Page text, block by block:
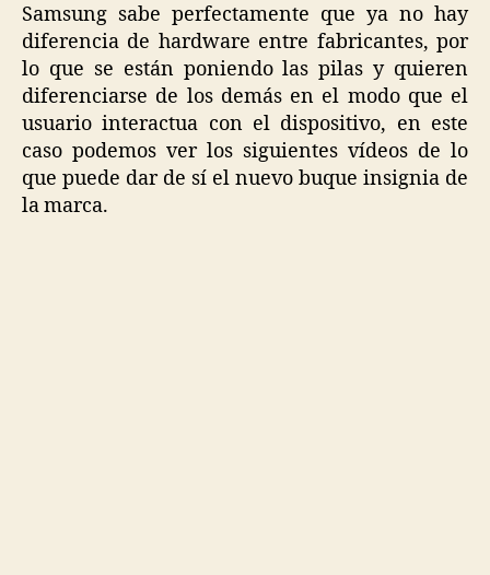
Samsung sabe perfectamente que ya no hay
diferencia de hardware entre fabricantes, por
lo que se están poniendo las pilas y quieren
diferenciarse de los demás en el modo que el
usuario interactua con el dispositivo, en este
caso podemos ver los siguientes vídeos de lo
que puede dar de sí el nuevo buque insignia de
la marca.